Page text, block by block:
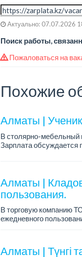
Актуально: 07.07.2026
Поиск работы,
Пожаловаться на
Похожие
Алматы |
В столярно-мебельный
Зарплата обсуждается
Алматы |
пользования.
В торговую компанию
ежедневного
Алматы | Түнгі